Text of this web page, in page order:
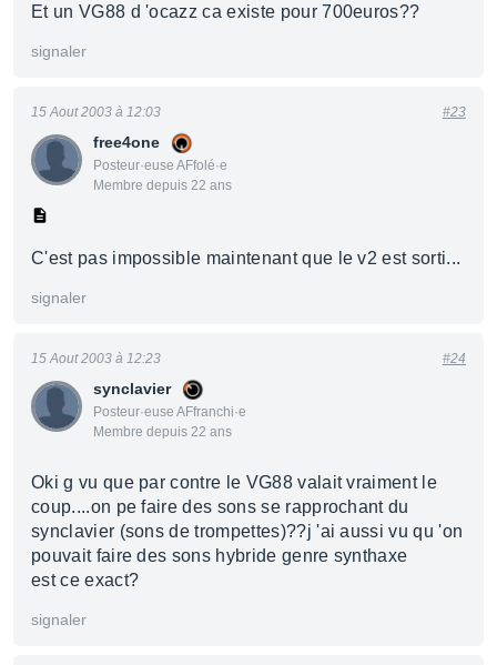
Et un VG88 d 'ocazz ca existe pour 700euros??
signaler
free4one
Posteur·euse AFfolé·e
Membre depuis 22 ans
15 Aout 2003 à 12:03 #23
C'est pas impossible maintenant que le v2 est sorti...
signaler
synclavier
Posteur·euse AFfranchi·e
Membre depuis 22 ans
15 Aout 2003 à 12:23 #24
Oki g vu que par contre le VG88 valait vraiment le
coup....on pe faire des sons se rapprochant du
synclavier (sons de trompettes)??j 'ai aussi vu qu 'on
pouvait faire des sons hybride genre synthaxe
est ce exact?
signaler